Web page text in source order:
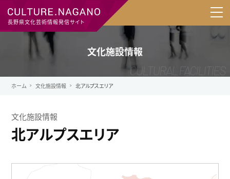
長野県文化芸術情報発信サイト
文化施設情報
ホーム 文化施設情報 北アルプスエリア
文化施設情報
北アルプスエリア